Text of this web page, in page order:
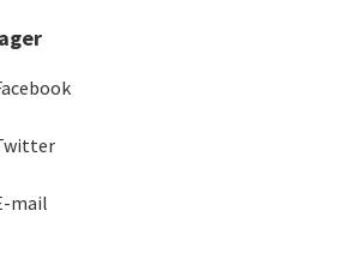
mail